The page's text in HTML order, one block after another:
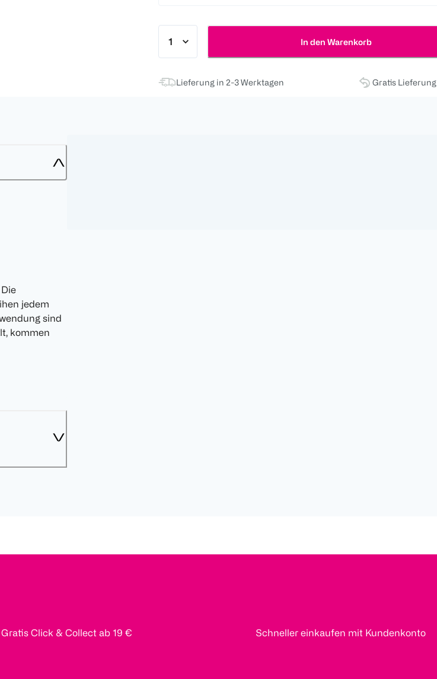
In den Warenkorb
Lieferung in 2-3 Werktagen Gratis
jedem
sind
kommen
Gratis Click & Collect ab 19 € Schneller einkaufen mit Kundenkonto